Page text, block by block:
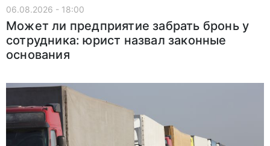
06.08.2026 - 18:00
Может ли предприятие забрать бронь у
сотрудника: юрист назвал законные
основания